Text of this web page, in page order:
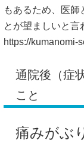
もあるため、医師
とが望ましいと言
https://kumanomi-
通院後（症
こと
痛みがぶ